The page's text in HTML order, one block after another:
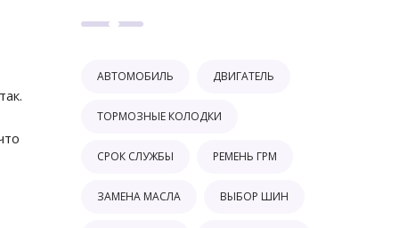
АВТОМОБИЛЬ ДВИГАТЕЛЬ
ТОРМОЗНЫЕ КОЛОДКИ
СРОК СЛУЖБЫ РЕМЕНЬ ГРМ
ЗАМЕНА МАСЛА ВЫБОР ШИН